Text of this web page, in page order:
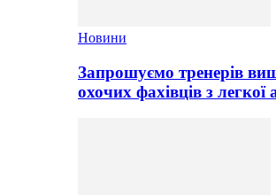
Новини
Запрошуємо тренерів
охочих фахівців з